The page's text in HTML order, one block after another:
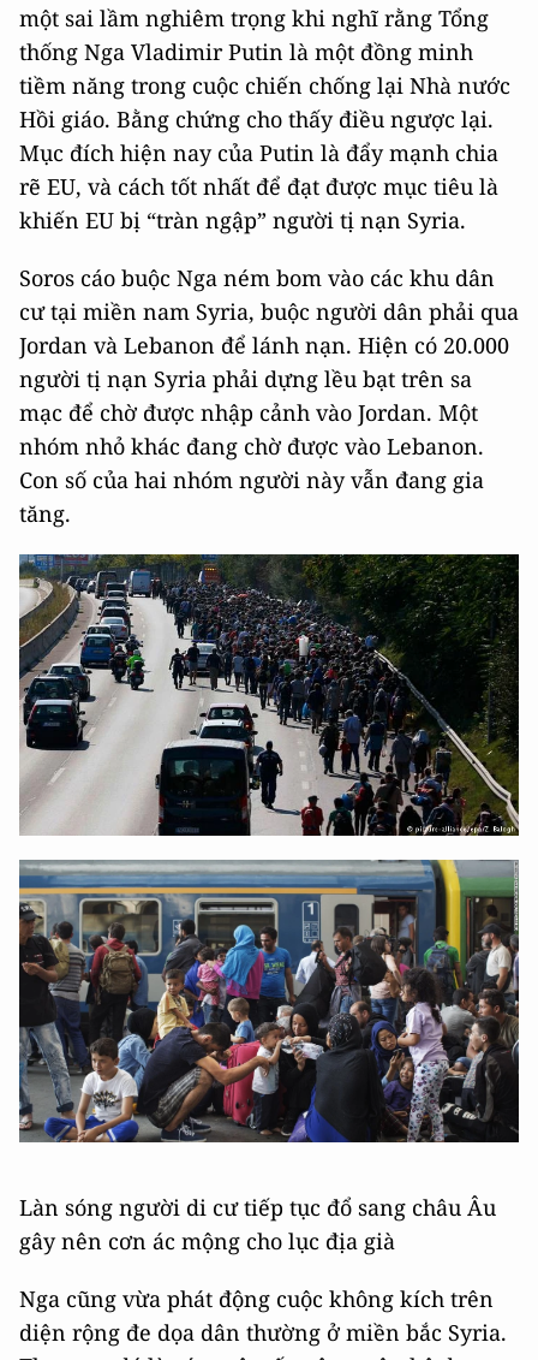
một sai lầm nghiêm trọng khi nghĩ rằng Tổng
thống Nga Vladimir Putin là một đồng minh
tiềm năng trong cuộc chiến chống lại Nhà nước
Hồi giáo. Bằng chứng cho thấy điều ngược lại.
Mục đích hiện nay của Putin là đẩy mạnh chia
rẽ EU, và cách tốt nhất để đạt được mục tiêu là
khiến EU bị “tràn ngập” người tị nạn Syria.
Soros cáo buộc Nga ném bom vào các khu dân
cư tại miền nam Syria, buộc người dân phải qua
Jordan và Lebanon để lánh nạn. Hiện có 20.000
người tị nạn Syria phải dựng lều bạt trên sa
mạc để chờ được nhập cảnh vào Jordan. Một
nhóm nhỏ khác đang chờ được vào Lebanon.
Con số của hai nhóm người này vẫn đang gia
tăng.
Làn sóng người di cư tiếp tục đổ sang châu Âu
gây nên cơn ác mộng cho lục địa già
Nga cũng vừa phát động cuộc không kích trên
diện rộng đe dọa dân thường ở miền bắc Syria.